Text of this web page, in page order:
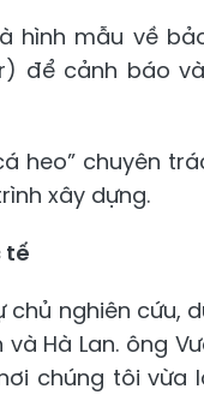
hình mẫu về
để cảnh báo
heo” chuyên
xây dựng.
tế
nghiên cứu,
Hà Lan. ông
chúng tôi vừa